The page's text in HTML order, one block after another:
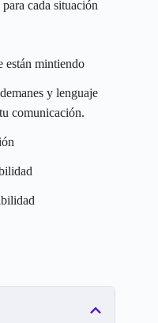
cada situación
están mintiendo
y lenguaje
comunicación.